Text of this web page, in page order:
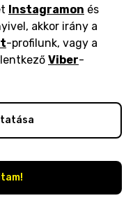
Instagramon és
akkor irány a
-profilunk, vagy a
Viber-